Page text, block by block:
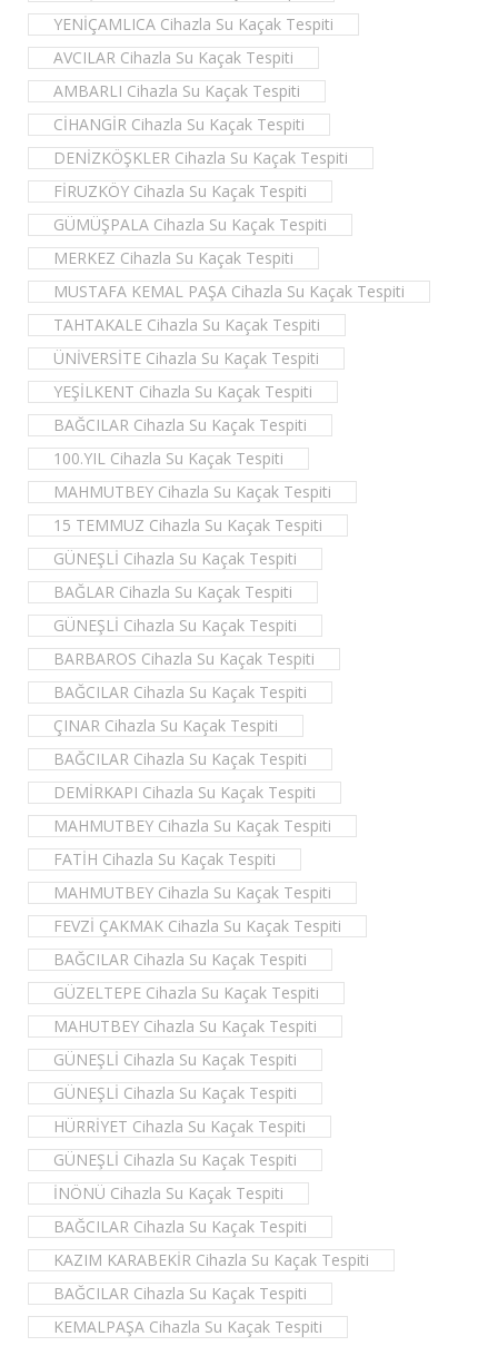
YENİÇAMLICA Cihazla Su Kaçak Tespiti
AVCILAR Cihazla Su Kaçak Tespiti
AMBARLI Cihazla Su Kaçak Tespiti
CİHANGİR Cihazla Su Kaçak Tespiti
DENİZKÖŞKLER Cihazla Su Kaçak Tespiti
FİRUZKÖY Cihazla Su Kaçak Tespiti
GÜMÜŞPALA Cihazla Su Kaçak Tespiti
MERKEZ Cihazla Su Kaçak Tespiti
MUSTAFA KEMAL PAŞA Cihazla Su Kaçak Tespiti
TAHTAKALE Cihazla Su Kaçak Tespiti
ÜNİVERSİTE Cihazla Su Kaçak Tespiti
YEŞİLKENT Cihazla Su Kaçak Tespiti
BAĞCILAR Cihazla Su Kaçak Tespiti
100.YIL Cihazla Su Kaçak Tespiti
MAHMUTBEY Cihazla Su Kaçak Tespiti
15 TEMMUZ Cihazla Su Kaçak Tespiti
GÜNEŞLİ Cihazla Su Kaçak Tespiti
BAĞLAR Cihazla Su Kaçak Tespiti
GÜNEŞLİ Cihazla Su Kaçak Tespiti
BARBAROS Cihazla Su Kaçak Tespiti
BAĞCILAR Cihazla Su Kaçak Tespiti
ÇINAR Cihazla Su Kaçak Tespiti
BAĞCILAR Cihazla Su Kaçak Tespiti
DEMİRKAPI Cihazla Su Kaçak Tespiti
MAHMUTBEY Cihazla Su Kaçak Tespiti
FATİH Cihazla Su Kaçak Tespiti
MAHMUTBEY Cihazla Su Kaçak Tespiti
FEVZİ ÇAKMAK Cihazla Su Kaçak Tespiti
BAĞCILAR Cihazla Su Kaçak Tespiti
GÜZELTEPE Cihazla Su Kaçak Tespiti
MAHUTBEY Cihazla Su Kaçak Tespiti
GÜNEŞLİ Cihazla Su Kaçak Tespiti
GÜNEŞLİ Cihazla Su Kaçak Tespiti
HÜRRİYET Cihazla Su Kaçak Tespiti
GÜNEŞLİ Cihazla Su Kaçak Tespiti
İNÖNÜ Cihazla Su Kaçak Tespiti
BAĞCILAR Cihazla Su Kaçak Tespiti
KAZIM KARABEKİR Cihazla Su Kaçak Tespiti
BAĞCILAR Cihazla Su Kaçak Tespiti
KEMALPAŞA Cihazla Su Kaçak Tespiti